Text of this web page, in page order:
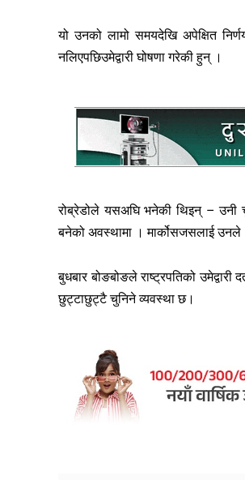
यो उनको लामो समयदेखि अपेक्षित
नलिएपछिउमेद्वारी घोषणा गरेकी हुन् ।
रोब्रेडोले यसअघि भनेकी थिइन् – उनी
बनेको अवस्थामा । मार्कोसजसलाई उनले
बुधबार बोङबोङले राष्ट्रपतिको
छुट्टाछुट्टै चुनिने व्यवस्था छ।